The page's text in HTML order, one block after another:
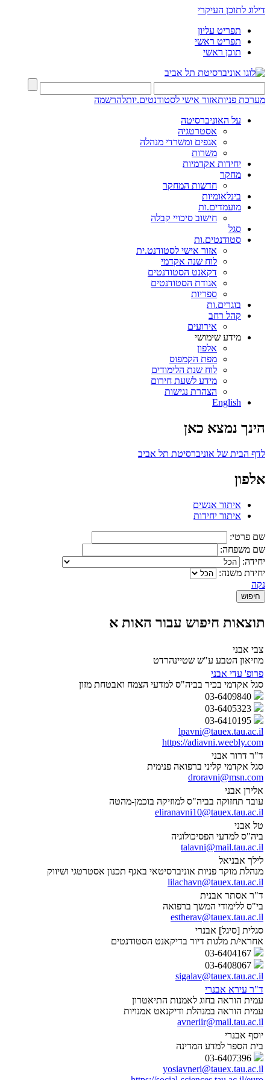
דילוג לתוכן העיקרי
תפריט עליון
תפריט ראשי
תוכן ראשי
מערכת פניותאזור אישי לסטודנטים.יותלהרשמה
על האוניברסיטה
אסטרטגיה
אגפים ומשרדי מנהלה
משרות
יחידות אקדמיות
מחקר
חדשות המחקר
בינלאומיות
מועמדים.ות
חישוב סיכויי קבלה
סגל
סטודנטים.ות
אזור אישי לסטודנט.ית
לוח שנה אקדמי
דקאנט הסטודנטים
אגודת הסטודנטים
ספריות
בוגרים.ות
קהל רחב
אירועים
מידע שימושי
אלפון
מפת הקמפוס
לוח שנת הלימודים
מידע לשעת חירום
הצהרת נגישות
English
הינך נמצא כאן
לדף הבית של אוניברסיטת תל אביב
אלפון
איתור אנשים
איתור יחידות
שם פרטי:
שם משפחה:
יחידה:
יחידת משנה:
נקה
תוצאות חיפוש עבור האות א
צבי אבני
מוזיאון הטבע ע"ש שטיינהרדט
פרופ' עדי אבני
סגל אקדמי בכיר בביה"ס למדעי הצמח ואבטחת מזון
lpavni@tauex.tau.ac.il
https://adiavni.weebly.com
ד"ר דרור אבני
סגל אקדמי קליני ברפואה פנימית
droravni@msn.com
אלירן אבני
עובד תחזוקה בביה"ס למוזיקה בוכמן-מהטה
eliranavni10@tauex.tau.ac.il
טל אבני
ביה"ס למדעי הפסיכולוגיה
talavni@mail.tau.ac.il
לילך אבניאל
מנהלת מוקד פניות אוניברסיטאי באגף תכנון אסטרטגי ושיווק
lilachavn@tauex.tau.ac.il
ד"ר אסתר אבנית
בי"ס ללימודי המשך ברפואה
estherav@tauex.tau.ac.il
סגלית [סיגל] אבנרי
אחראי/ת מלגות דיור בדיקאנט הסטודנטים
sigalav@tauex.tau.ac.il
ד"ר עירא אבנרי
עמית הוראה בחוג לאמנות התיאטרון
עמית הוראה במנהלת ודיקנאט אמנויות
avneriir@mail.tau.ac.il
יוסף אבנרי
בית הספר למדע המדינה
yosiavneri@tauex.tau.ac.il